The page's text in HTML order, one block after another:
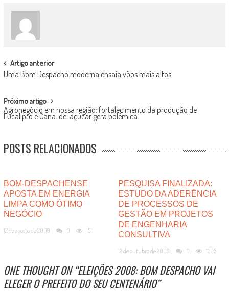
POST
NAVIGATION
Artigo anterior
Uma Bom Despacho moderna ensaia vôos mais altos
Próximo artigo
Agronegócio em nossa região: fortalecimento da produção de
Eucalipto e Cana-de-açúcar gera polêmica
POSTS RELACIONADOS
BOM-DESPACHENSE
APOSTA EM ENERGIA
LIMPA COMO ÓTIMO
NEGÓCIO
12 de agosto de 2009 0 1511
PESQUISA FINALIZADA:
ESTUDO DA ADERÊNCIA
DE PROCESSOS DE
GESTÃO EM PROJETOS
DE ENGENHARIA
CONSULTIVA
12 de outubro de 2009 0 1205
ONE THOUGHT ON “ELEIÇÕES 2008: BOM DESPACHO VAI
ELEGER O PREFEITO DO SEU CENTENÁRIO”